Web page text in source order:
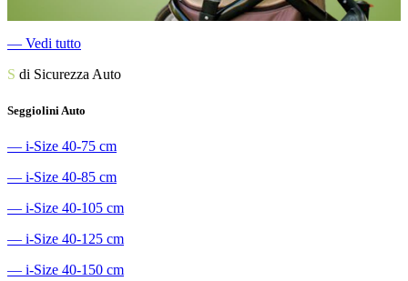
― Vedi tutto
S di Sicurezza Auto
Seggiolini Auto
― i-Size 40-75 cm
― i-Size 40-85 cm
― i-Size 40-105 cm
― i-Size 40-125 cm
― i-Size 40-150 cm